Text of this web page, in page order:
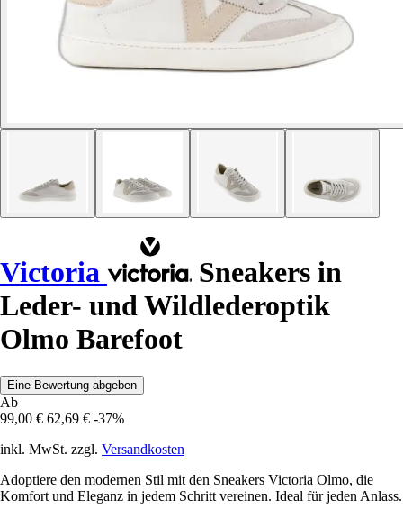
Victoria
Sneakers in
Leder- und Wildlederoptik
Olmo Barefoot
Eine Bewertung abgeben
Ab
99,00 € 62,69 € -37%
inkl. MwSt. zzgl. Versandkosten
Adoptiere den modernen Stil mit den Sneakers Victoria Olmo, die
Komfort und Eleganz in jedem Schritt vereinen. Ideal für jeden Anlass.